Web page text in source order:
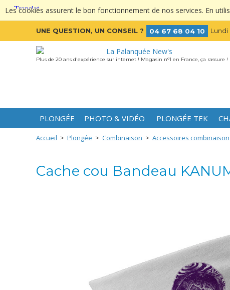
Les cookies assurent le bon fonctionnement de nos services. En
UNE QUESTION, UN CONSEIL ? 04 67 68 04 10 Lundi
Plus de 20 ans d'expérience sur internet ! Magasin n°1 en France, ça rassure !
PLONGÉE PHOTO & VIDÉO PLONGÉE TEK
Accueil > Plongée > Combinaison > Accessoires combinaison
Cache cou Bandeau